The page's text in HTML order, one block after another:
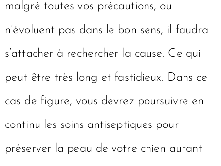
malgré toutes vos précautions, ou
n’évoluent pas dans le bon sens, il faudra
s’attacher à rechercher la cause. Ce qui
peut être très long et fastidieux. Dans ce
cas de figure, vous devrez poursuivre en
continu les soins antiseptiques pour
préserver la peau de votre chien autant